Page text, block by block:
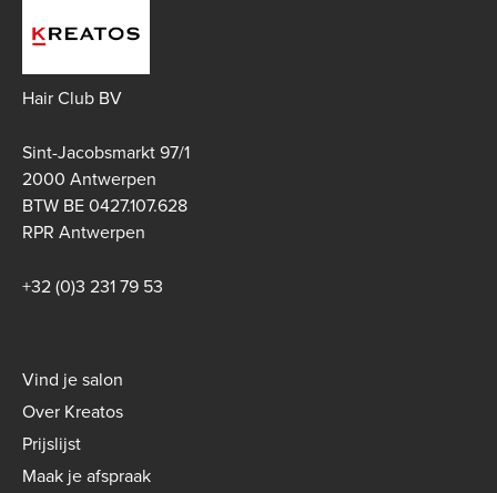
Hair Club BV
Sint-Jacobsmarkt 97/1
2000 Antwerpen
BTW BE 0427.107.628
RPR Antwerpen
+32 (0)3 231 79 53
Footer
menu
-
B2C
Vind je salon
Over Kreatos
Prijslijst
Maak je afspraak